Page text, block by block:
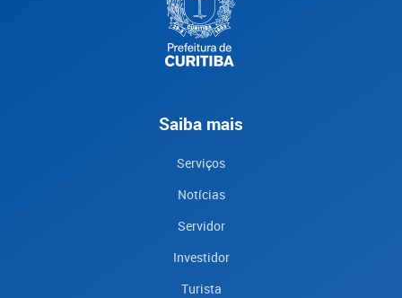
Saiba mais
Serviços
Notícias
Servidor
Investidor
Turista